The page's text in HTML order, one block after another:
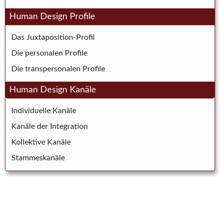
Human Design Profile
Das Juxtaposition-Profil
Die personalen Profile
Die transpersonalen Profile
Human Design Kanäle
Individuelle Kanäle
Kanäle der Integration
Kollektive Kanäle
Stammeskanäle